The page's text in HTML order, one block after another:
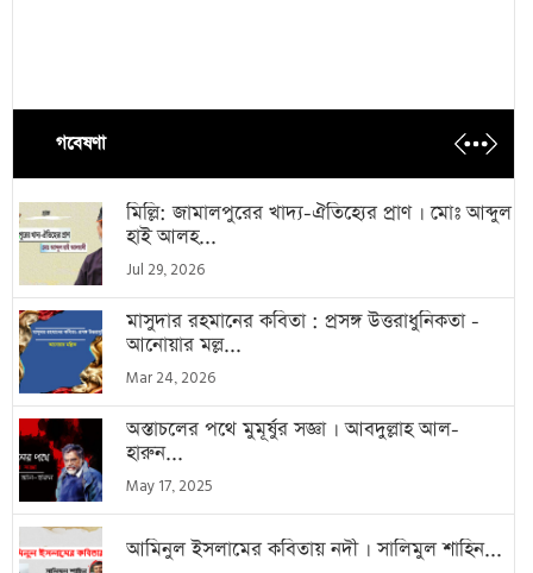
গবেষণা
মিল্লি: জামালপুরের খাদ্য-ঐতিহ্যের প্রাণ । মোঃ আব্দুল
হাই আলহ...
Jul 29, 2026
মাসুদার রহমানের কবিতা : প্রসঙ্গ উত্তরাধুনিকতা -
আনোয়ার মল্ল...
Mar 24, 2026
অস্তাচলের পথে মুমূর্ষুর সজ্ঞা । আবদুল্লাহ আল-
হারুন...
May 17, 2025
আমিনুল ইসলামের কবিতায় নদী । সালিমুল শাহিন...